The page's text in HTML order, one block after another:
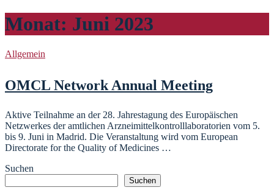
Monat: Juni 2023
Allgemein
OMCL Network Annual Meeting
Aktive Teilnahme an der 28. Jahrestagung des Europäischen
Netzwerkes der amtlichen Arzneimittelkontrolllaboratorien vom 5.
bis 9. Juni in Madrid. Die Veranstaltung wird vom European
Directorate for the Quality of Medicines …
Suchen
Suchen